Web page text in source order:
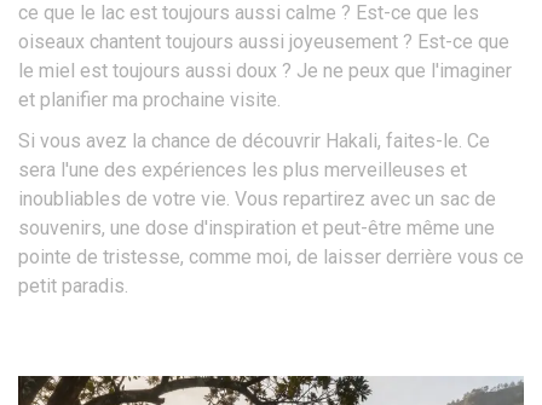
ce que le lac est toujours aussi calme ? Est-ce que les
oiseaux chantent toujours aussi joyeusement ? Est-ce que
le miel est toujours aussi doux ? Je ne peux que l'imaginer
et planifier ma prochaine visite.
Si vous avez la chance de découvrir Hakali, faites-le. Ce
sera l'une des expériences les plus merveilleuses et
inoubliables de votre vie. Vous repartirez avec un sac de
souvenirs, une dose d'inspiration et peut-être même une
pointe de tristesse, comme moi, de laisser derrière vous ce
petit paradis.